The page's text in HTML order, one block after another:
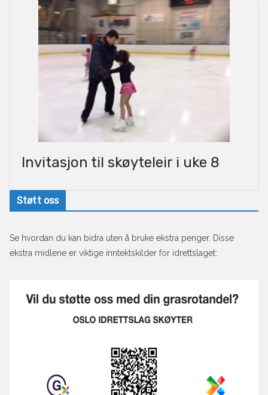
Invitasjon til skøyteleir i uke 8
Støtt oss
Se hvordan du kan bidra uten å bruke ekstra penger. Disse
ekstra midlene er viktige inntektskilder for idrettslaget: